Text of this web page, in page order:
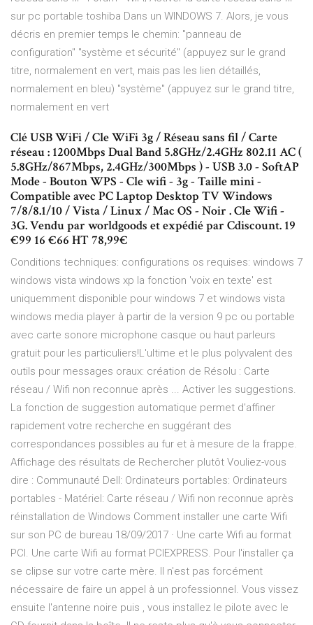
sur pc portable toshiba Dans un WINDOWS 7. Alors, je vous
décris en premier temps le chemin: "panneau de
configuration" "système et sécurité" (appuyez sur le grand
titre, normalement en vert, mais pas les lien détaillés,
normalement en bleu) "système" (appuyez sur le grand titre,
normalement en vert
Clé USB WiFi / Cle WiFi 3g / Réseau sans fil / Carte
réseau : 1200Mbps Dual Band 5.8GHz/2.4GHz 802.11 AC (
5.8GHz/867Mbps, 2.4GHz/300Mbps ) - USB 3.0 - SoftAP
Mode - Bouton WPS - Cle wifi - 3g - Taille mini -
Compatible avec PC Laptop Desktop TV Windows
7/8/8.1/10 / Vista / Linux / Mac OS - Noir . Cle Wifi -
3G. Vendu par worldgoods et expédié par Cdiscount. 19
€99 16 €66 HT 78,99€
Conditions techniques: configurations os requises: windows 7
windows vista windows xp la fonction 'voix en texte' est
uniquemment disponible pour windows 7 et windows vista
windows media player à partir de la version 9 pc ou portable
avec carte sonore microphone casque ou haut parleurs
gratuit pour les particuliers!L'ultime et le plus polyvalent des
outils pour messages oraux: création de Résolu : Carte
réseau / Wifi non reconnue après ... Activer les suggestions.
La fonction de suggestion automatique permet d'affiner
rapidement votre recherche en suggérant des
correspondances possibles au fur et à mesure de la frappe.
Affichage des résultats de Rechercher plutôt Vouliez-vous
dire : Communauté Dell: Ordinateurs portables: Ordinateurs
portables - Matériel: Carte réseau / Wifi non reconnue après
réinstallation de Windows Comment installer une carte Wifi
sur son PC de bureau 18/09/2017 · Une carte Wifi au format
PCI. Une carte Wifi au format PCIEXPRESS. Pour l'installer ça
se clipse sur votre carte mère. Il n'est pas forcément
nécessaire de faire un appel à un professionnel. Vous vissez
ensuite l'antenne noire puis , vous installez le pilote avec le